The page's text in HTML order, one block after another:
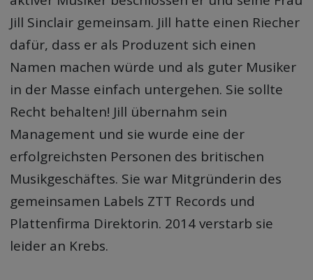
Jill Sinclair gemeinsam. Jill hatte einen Riecher
dafür, dass er als Produzent sich einen
Namen machen würde und als guter Musiker
in der Masse einfach untergehen. Sie sollte
Recht behalten! Jill übernahm sein
Management und sie wurde eine der
erfolgreichsten Personen des britischen
Musikgeschäftes. Sie war Mitgründerin des
gemeinsamen Labels ZTT Records und
Plattenfirma Direktorin. 2014 verstarb sie
leider an Krebs.